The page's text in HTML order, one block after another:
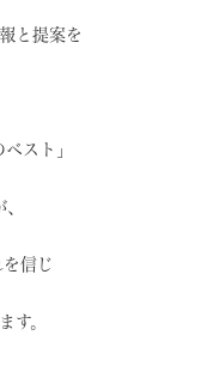
と提案を
スト」
信じ
す。